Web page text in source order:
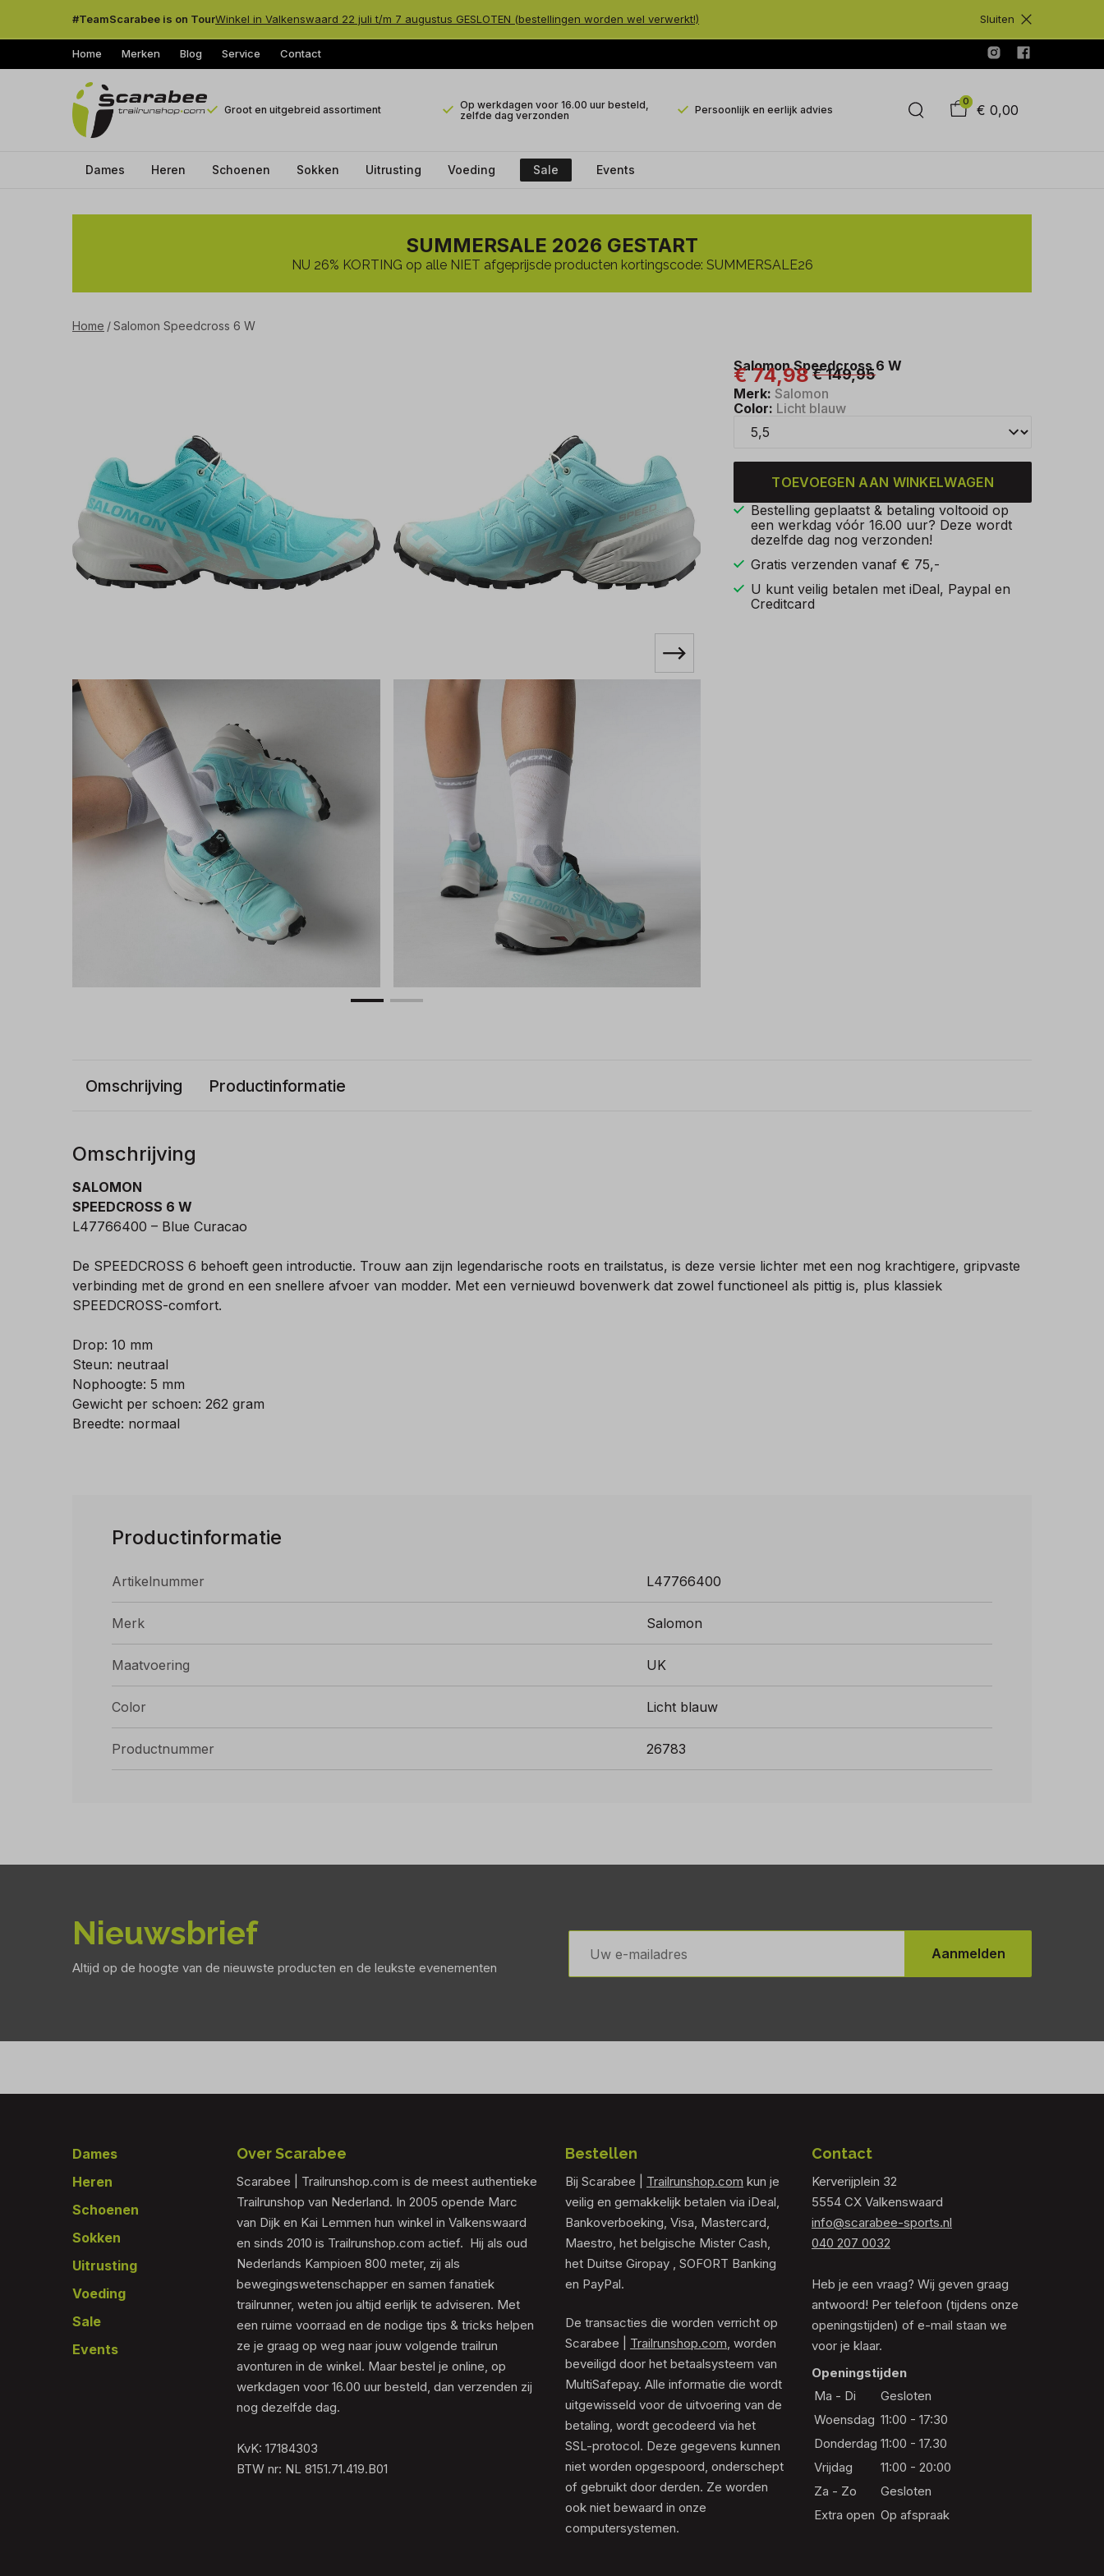
#TeamScarabee is on TourWinkel in Valkenswaard 22 juli t/m 7 augustus GESLOTEN (bestellingen worden wel verwerkt!) Sluiten
Home Merken Blog Service Contact
Groot en uitgebreid assortiment
Op werkdagen voor 16.00 uur besteld,
zelfde dag verzonden
Persoonlijk en eerlijk advies
0
€ 0,00
Dames Heren Schoenen Sokken Uitrusting Voeding Sale Events
Salomon
SUMMERSALE 2026 GESTART
NU 26% KORTING op alle NIET afgeprijsde producten kortingscode: SUMMERSALE26
Home Salomon Speedcross 6 W
Salomon Speedcross 6 W
€ 74,98€ 149,95
Merk: Salomon
Color: Licht blauw
TOEVOEGEN AAN WINKELWAGEN
Bestelling geplaatst & betaling voltooid op
een werkdag vóór 16.00 uur? Deze wordt
dezelfde dag nog verzonden!
Gratis verzenden vanaf € 75,-
U kunt veilig betalen met iDeal, Paypal en
Creditcard
Omschrijving Productinformatie
Omschrijving
SALOMON
SPEEDCROSS 6 W
L47766400 – Blue Curacao
De SPEEDCROSS 6 behoeft geen introductie. Trouw aan zijn legendarische roots en trailstatus, is deze versie lichter met een nog krachtigere, gripvaste
verbinding met de grond en een snellere afvoer van modder. Met een vernieuwd bovenwerk dat zowel functioneel als pittig is, plus klassiek
SPEEDCROSS-comfort.
Drop: 10 mm
Steun: neutraal
Nophoogte: 5 mm
Gewicht per schoen: 262 gram
Breedte: normaal
Productinformatie
Artikelnummer L47766400
Merk Salomon
Maatvoering UK
Color Licht blauw
Productnummer 26783
Nieuwsbrief
Altijd op de hoogte van de nieuwste producten en de leukste evenementen
E-
mailadres
Aanmelden
Footer
Dames
Heren
Schoenen
Sokken
Uitrusting
Voeding
Sale
Events
Over Scarabee
Scarabee | Trailrunshop.com is de meest authentieke
Trailrunshop van Nederland. In 2005 opende Marc
van Dijk en Kai Lemmen hun winkel in Valkenswaard
en sinds 2010 is Trailrunshop.com actief. Hij als oud
Nederlands Kampioen 800 meter, zij als
bewegingswetenschapper en samen fanatiek
trailrunner, weten jou altijd eerlijk te adviseren. Met
een ruime voorraad en de nodige tips & tricks helpen
ze je graag op weg naar jouw volgende trailrun
avonturen in de winkel. Maar bestel je online, op
werkdagen voor 16.00 uur besteld, dan verzenden zij
nog dezelfde dag.
KvK: 17184303
BTW nr: NL 8151.71.419.B01
Bestellen
Bij Scarabee | Trailrunshop.com kun je
veilig en gemakkelijk betalen via iDeal,
Bankoverboeking, Visa, Mastercard,
Maestro, het belgische Mister Cash,
het Duitse Giropay , SOFORT Banking
en PayPal.
De transacties die worden verricht op
Scarabee | Trailrunshop.com, worden
beveiligd door het betaalsysteem van
MultiSafepay. Alle informatie die wordt
uitgewisseld voor de uitvoering van de
betaling, wordt gecodeerd via het
SSL-protocol. Deze gegevens kunnen
niet worden opgespoord, onderschept
of gebruikt door derden. Ze worden
ook niet bewaard in onze
computersystemen.
Contact
Kerverijplein 32
5554 CX Valkenswaard
info@scarabee-sports.nl
040 207 0032
Heb je een vraag? Wij geven graag
antwoord! Per telefoon (tijdens onze
openingstijden) of e-mail staan we
voor je klaar.
Openingstijden
Ma - Di
Gesloten
Woensdag 11:00 - 17:30
Donderdag 11:00 - 17.30
Vrijdag
11:00 - 20:00
Za - Zo
Gesloten
Extra open Op afspraak